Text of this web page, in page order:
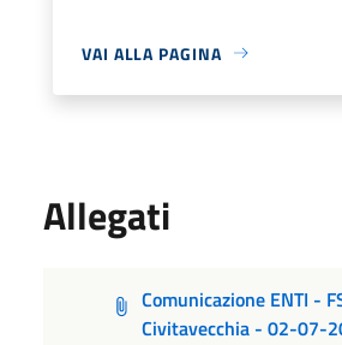
VAI ALLA PAGINA
Allegati
Comunicazione ENTI -
Civitavecchia - 02-07-